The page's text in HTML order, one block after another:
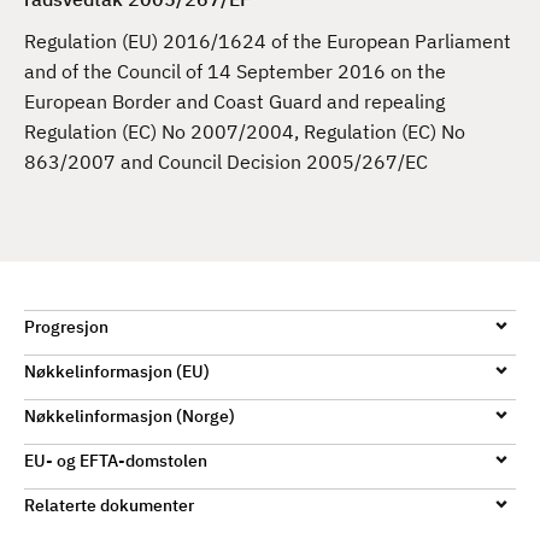
Regulation (EU) 2016/1624 of the European Parliament
and of the Council of 14 September 2016 on the
European Border and Coast Guard and repealing
Regulation (EC) No 2007/2004, Regulation (EC) No
863/2007 and Council Decision 2005/267/EC
Progresjon
Nøkkelinformasjon (EU)
Nøkkelinformasjon (Norge)
EU- og EFTA-domstolen
Relaterte dokumenter